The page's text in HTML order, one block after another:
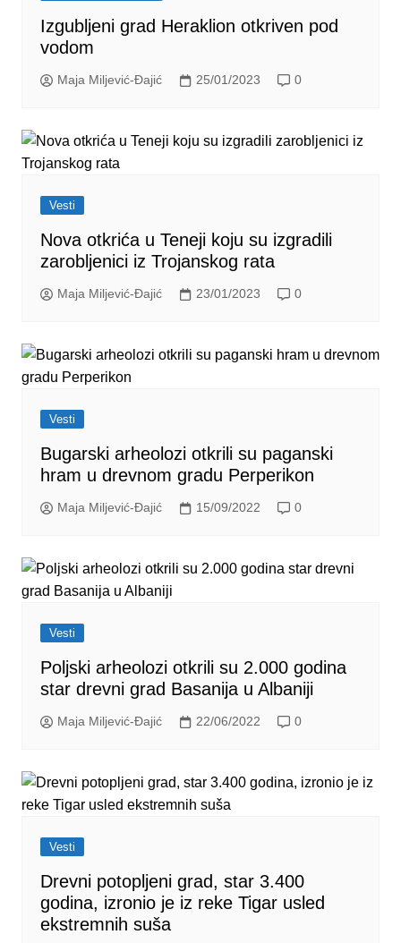
Izgubljeni grad Heraklion otkriven pod
vodom
Maja Miljević-Đajić 25/01/2023 0
Vesti
Nova otkrića u Teneji koju su izgradili
zarobljenici iz Trojanskog rata
Maja Miljević-Đajić 23/01/2023 0
Vesti
Bugarski arheolozi otkrili su paganski
hram u drevnom gradu Perperikon
Maja Miljević-Đajić 15/09/2022 0
Vesti
Poljski arheolozi otkrili su 2.000 godina
star drevni grad Basanija u Albaniji
Maja Miljević-Đajić 22/06/2022 0
Vesti
Drevni potopljeni grad, star 3.400
godina, izronio je iz reke Tigar usled
ekstremnih suša